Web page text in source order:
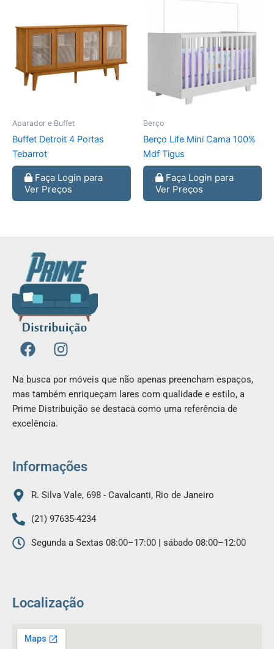
Aparador e Buffet
Buffet Detroit 4 Portas
Tebarrot
Faça Login para
Ver Preços
Berço
Berço Life Mini Cama 100%
Mdf Tigus
Faça Login para
Ver Preços
F
a
c
e
b
o
o
I
n
t
a
g
m
Na busca por móveis que não apenas preencham espaços,
mas também enriqueçam lares com qualidade e estilo, a
Prime Distribuição se destaca como uma referência de
excelência.
Informações
R. Silva Vale, 698 - Cavalcanti, Rio de Janeiro
(21) 97635-4234
Segunda a Sextas 08:00–17:00 | sábado 08:00–12:00
Localização